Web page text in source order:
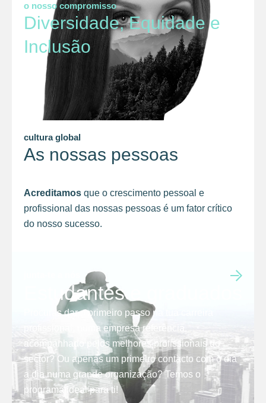
o nosso compromisso
Diversidade, Equidade e
Inclusão
cultura global
As nossas pessoas
Acreditamos que o crescimento pessoal e
profissional das nossas pessoas é um fator crítico
do nosso sucesso.
Estudantes e graduados
Procuras dar o primeiro passo na tua carreira
profissional, numa empresa referência,
acompanhado pelos melhores profissionais do
sector? Ou apenas um primeiro contacto com o dia
a dia numa grande organização? Temos o
programa ideal para ti!